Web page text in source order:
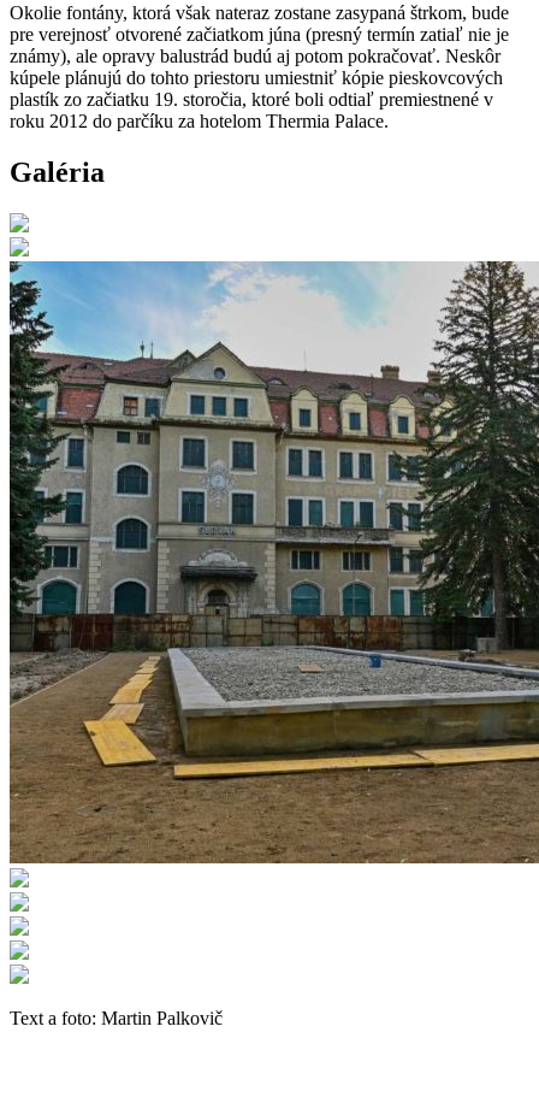
Okolie fontány, ktorá však nateraz zostane zasypaná štrkom, bude
pre verejnosť otvorené začiatkom júna (presný termín zatiaľ nie je
známy), ale opravy balustrád budú aj potom pokračovať. Neskôr
kúpele plánujú do tohto priestoru umiestniť kópie pieskovcových
plastík zo začiatku 19. storočia, ktoré boli odtiaľ premiestnené v
roku 2012 do parčíku za hotelom Thermia Palace.
Galéria
Text a foto: Martin Palkovič